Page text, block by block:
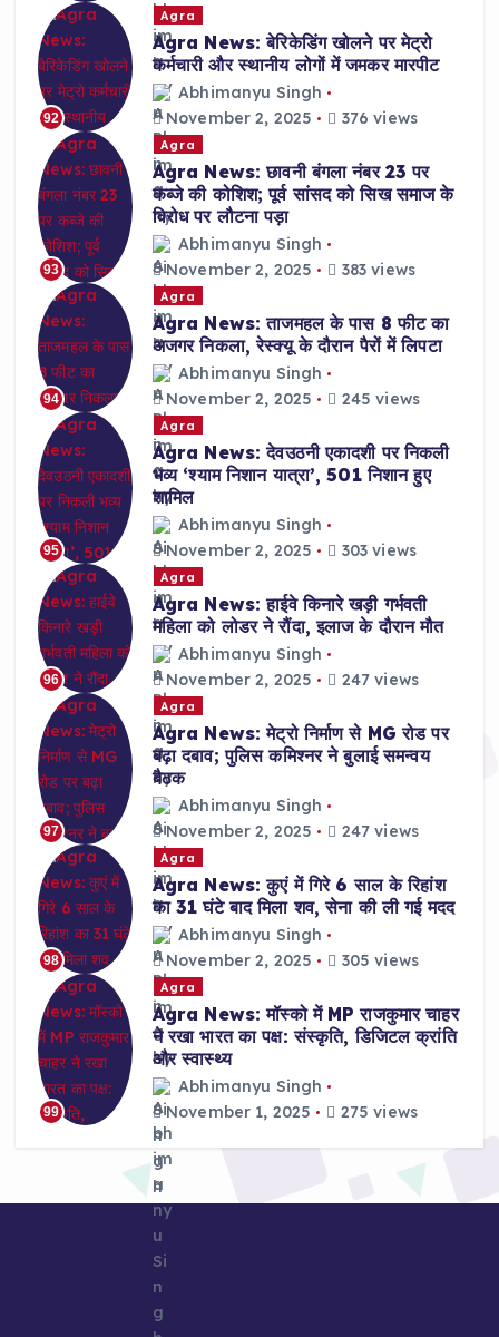
92
Agra
Agra News: बेरिकेडिंग खोलने पर मेट्रो
कर्मचारी और स्थानीय लोगों में जमकर मारपीट
Abhimanyu Singh
November 2, 2025
376 views
93
Agra
Agra News: छावनी बंगला नंबर 23 पर
कब्जे की कोशिश; पूर्व सांसद को सिख समाज के
विरोध पर लौटना पड़ा
Abhimanyu Singh
November 2, 2025
383 views
94
Agra
Agra News: ताजमहल के पास 8 फीट का
अजगर निकला, रेस्क्यू के दौरान पैरों में लिपटा
Abhimanyu Singh
November 2, 2025
245 views
95
Agra
Agra News: देवउठनी एकादशी पर निकली
भव्य ‘श्याम निशान यात्रा’, 501 निशान हुए
शामिल
Abhimanyu Singh
November 2, 2025
303 views
96
Agra
Agra News: हाईवे किनारे खड़ी गर्भवती
महिला को लोडर ने रौंदा, इलाज के दौरान मौत
Abhimanyu Singh
November 2, 2025
247 views
97
Agra
Agra News: मेट्रो निर्माण से MG रोड पर
बढ़ा दबाव; पुलिस कमिश्नर ने बुलाई समन्वय
बैठक
Abhimanyu Singh
November 2, 2025
247 views
98
Agra
Agra News: कुएं में गिरे 6 साल के रिहांश
का 31 घंटे बाद मिला शव, सेना की ली गई मदद
Abhimanyu Singh
November 2, 2025
305 views
99
Agra
Agra News: मॉस्को में MP राजकुमार चाहर
ने रखा भारत का पक्ष: संस्कृति, डिजिटल क्रांति
और स्वास्थ्य
Abhimanyu Singh
November 1, 2025
275 views